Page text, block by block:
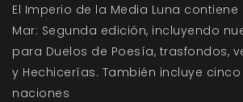
El Imperio de la Media Luna
Mar: Segunda edición, incluyendo
para Duelos de Poesía, trasfondos,
y Hechicerías. También incluye
naciones